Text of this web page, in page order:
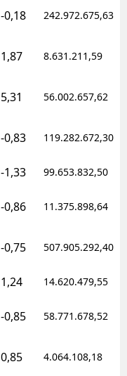
-0,18 242.972.675,63
1,87 8.631.211,59
5,31 56.002.657,62
-0,83 119.282.672,30
-1,33 99.653.832,50
-0,86 11.375.898,64
-0,75 507.905.292,40
1,24 14.620.479,55
-0,85 58.771.678,52
0,85 4.064.108,18